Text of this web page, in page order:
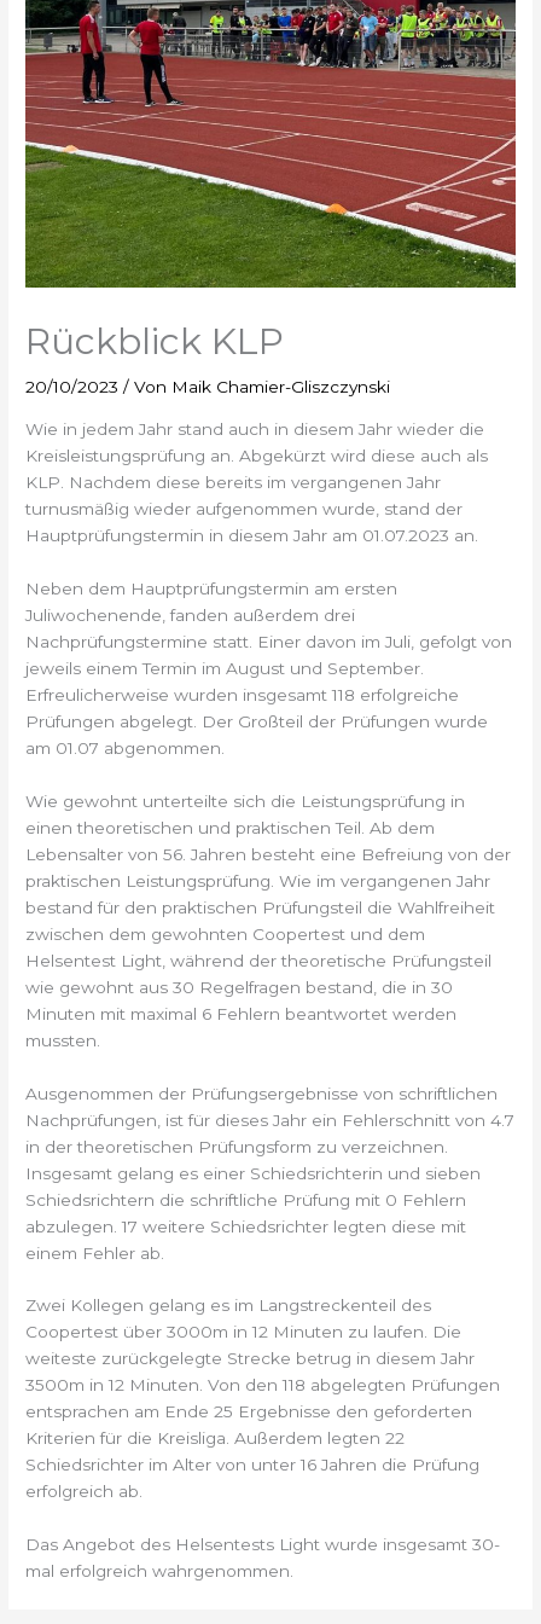
Rückblick KLP
20/10/2023/ Von Maik Chamier-Gliszczynski
Wie in jedem Jahr stand auch in diesem Jahr wieder die
Kreisleistungsprüfung an. Abgekürzt wird diese auch als
KLP. Nachdem diese bereits im vergangenen Jahr
turnusmäßig wieder aufgenommen wurde, stand der
Hauptprüfungstermin in diesem Jahr am 01.07.2023 an.
Neben dem Hauptprüfungstermin am ersten
Juliwochenende, fanden außerdem drei
Nachprüfungstermine statt. Einer davon im Juli, gefolgt von
jeweils einem Termin im August und September.
Erfreulicherweise wurden insgesamt 118 erfolgreiche
Prüfungen abgelegt. Der Großteil der Prüfungen wurde
am 01.07 abgenommen.
Wie gewohnt unterteilte sich die Leistungsprüfung in
einen theoretischen und praktischen Teil. Ab dem
Lebensalter von 56. Jahren besteht eine Befreiung von der
praktischen Leistungsprüfung. Wie im vergangenen Jahr
bestand für den praktischen Prüfungsteil die Wahlfreiheit
zwischen dem gewohnten Coopertest und dem
Helsentest Light, während der theoretische Prüfungsteil
wie gewohnt aus 30 Regelfragen bestand, die in 30
Minuten mit maximal 6 Fehlern beantwortet werden
mussten.
Ausgenommen der Prüfungsergebnisse von schriftlichen
Nachprüfungen, ist für dieses Jahr ein Fehlerschnitt von 4.7
in der theoretischen Prüfungsform zu verzeichnen.
Insgesamt gelang es einer Schiedsrichterin und sieben
Schiedsrichtern die schriftliche Prüfung mit 0 Fehlern
abzulegen. 17 weitere Schiedsrichter legten diese mit
einem Fehler ab.
Zwei Kollegen gelang es im Langstreckenteil des
Coopertest über 3000m in 12 Minuten zu laufen. Die
weiteste zurückgelegte Strecke betrug in diesem Jahr
3500m in 12 Minuten. Von den 118 abgelegten Prüfungen
entsprachen am Ende 25 Ergebnisse den geforderten
Kriterien für die Kreisliga. Außerdem legten 22
Schiedsrichter im Alter von unter 16 Jahren die Prüfung
erfolgreich ab.
Das Angebot des Helsentests Light wurde insgesamt 30-
mal erfolgreich wahrgenommen.